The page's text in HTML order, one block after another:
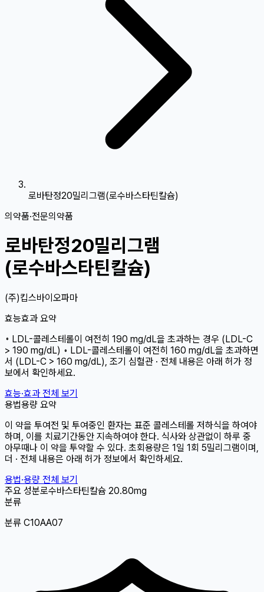
로바탄정20밀리그램(로수바스타틴칼슘)
의약품·전문의약품
로바탄정20밀리그램
(로수바스타틴칼슘)
(주)킵스바이오파마
효능효과 요약
◦ LDL-콜레스테롤이 여전히 190 mg/dL을 초과하는 경우 (LDL-C
> 190 mg/dL) ◦ LDL-콜레스테롤이 여전히 160 mg/dL을 초과하면
서 (LDL-C > 160 mg/dL), 조기 심혈관 · 전체 내용은 아래 허가 정
보에서 확인하세요.
효능·효과 전체 보기
용법용량 요약
이 약을 투여전 및 투여중인 환자는 표준 콜레스테롤 저하식을 하여야
하며, 이를 치료기간동안 지속하여야 한다. 식사와 상관없이 하루 중
아무때나 이 약을 투약할 수 있다. 초회용량은 1일 1회 5밀리그램이며,
더 · 전체 내용은 아래 허가 정보에서 확인하세요.
용법·용량 전체 보기
주요 성분로수바스타틴칼슘 20.80mg
분류
분류 C10AA07